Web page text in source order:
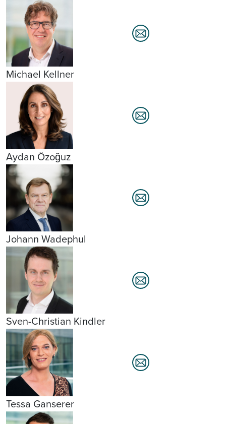
Michael Kellner
Aydan Özoğuz
Johann Wadephul
Sven-Christian Kindler
Tessa Ganserer